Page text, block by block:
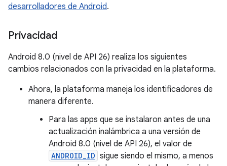
desarrolladores de Android.
Privacidad
Android 8.0 (nivel de API 26) realiza los siguientes
cambios relacionados con la privacidad en la plataforma.
Ahora, la plataforma maneja los identificadores de
manera diferente.
Para las apps que se instalaron antes de una
actualización inalámbrica a una versión de
Android 8.0 (nivel de API 26), el valor de
ANDROID_ID sigue siendo el mismo, a menos